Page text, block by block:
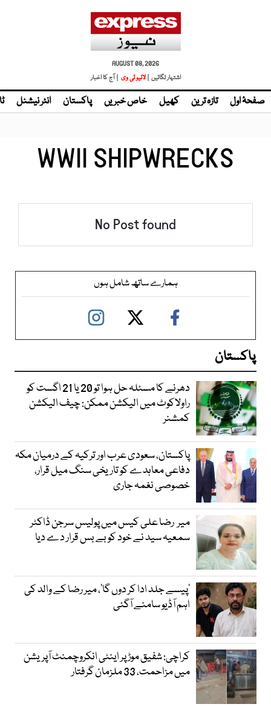
AUGUST 08, 2026
اشتہار لگائیں | لائیو ٹی وی | آج کا اخبار
صفحۂ اول تازہ ترین کھیل خاص خبریں پاکستان انٹر نیشنل
WWII SHIPWRECKS
No Post found
ہمارے ساتھ شامل ہوں
پاکستان
دھرنے کا مسئلہ حل ہوا تو 20 یا 21 اگست کو
راولاکوٹ میں الیکشن ممکن: چیف الیکشن
کمشنر
پاکستان، سعودی عرب اور ترکیہ کے درمیان مکہ
دفاعی معاہدے کو تاریخی سنگ میل قرار،
خصوصی نغمہ جاری
میر رضا علی کیس میں پولیس سرجن ڈاکٹر
سمعیہ سید نے خود کو بے بس قرار دے دیا
’پیسے جلد ادا کر دوں گا‘، میر رضا کے والد کی
اہم آڈیو سامنے آگئی
کراچی: شفیق موڑ پر اینٹی انکروچمنٹ آپریشن
میں مزاحمت، 33 ملزمان گرفتار